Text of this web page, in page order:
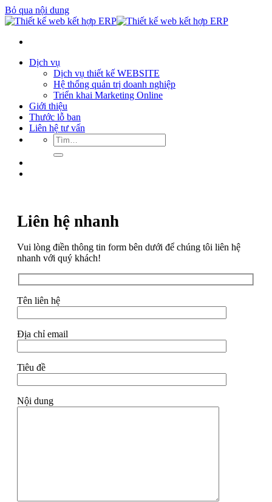
Bỏ qua nội dung
Dịch vụ
Dịch vụ thiết kế WEBSITE
Hệ thống quản trị doanh nghiệp
Triển khai Marketing Online
Giới thiệu
Thước lỗ ban
Liên hệ tư vấn
Liên hệ nhanh
Vui lòng điền thông tin form bên dưới để chúng tôi liên hệ
nhanh với quý khách!
Tên liên hệ
Địa chỉ email
Tiêu đề
Nội dung